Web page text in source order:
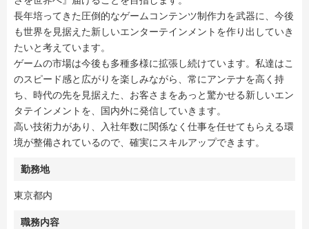
長年培ってきた圧倒的なゲームコンテンツ制作力を武器に、今後
も世界を見据えた新しいエンターテインメントを作り出していき
たいと考えています。
ゲームの市場は今後も多種多様に拡張し続けています。私達はこ
のスピード感と広がりを楽しみながら、常にアンテナを高く持
ち、時代の先を見据えた、お客さまをあっと驚かせる新しいエン
タテインメントを、国内外に発信していきます。
高い技術力があり、入社年数に関係なく仕事を任せてもらえる環
境が整備されているので、確実にスキルアップできます。
勤務地
東京都内
職務内容